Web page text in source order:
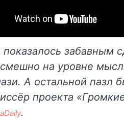
забавным
на уровне
А остальной пазл
проекта
.